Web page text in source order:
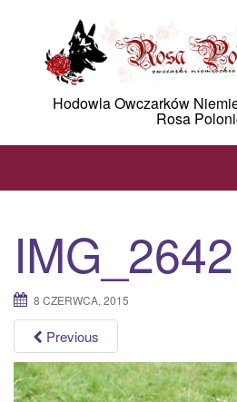
Hodowla Owczarków
Rosa
IMG_2642
8 CZERWCA, 2015
Previous